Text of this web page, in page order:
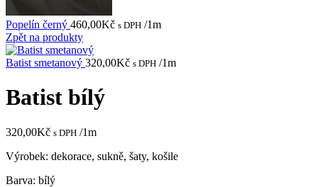
Popelín černý 460,00Kč s DPH /1m
Zpět na produkty
Batist smetanový 320,00Kč s DPH /1m
Batist bílý
320,00Kč s DPH /1m
Výrobek: dekorace, sukně, šaty, košile
Barva: bílý